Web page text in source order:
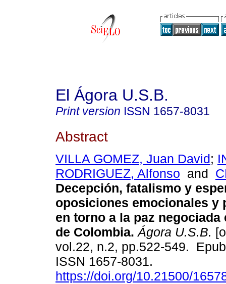
El Ágora U.S.B.
Print version ISSN 1657-8031
Abstract
VILLA GOMEZ, Juan David;
RODRIGUEZ, Alfonso and
Decepción, fatalismo y
oposiciones emocionales y
en torno a la paz negociada
de Colombia. Ágora U.S.B.
vol.22, n.2, pp.522-549.
ISSN 1657-8031.
https://doi.org/10.21500/